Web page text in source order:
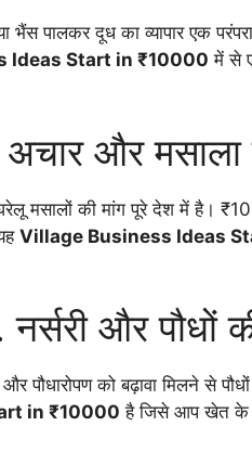
भैंस पालकर दूध का व्यापार एक
Ideas Start in ₹10000 में से
और मसाला
मसालों की मांग पूरे देश में है।
Village Business Ideas
और पौधों
पौधारोपण को बढ़ावा मिलने से
in ₹10000 है जिसे आप खेत के